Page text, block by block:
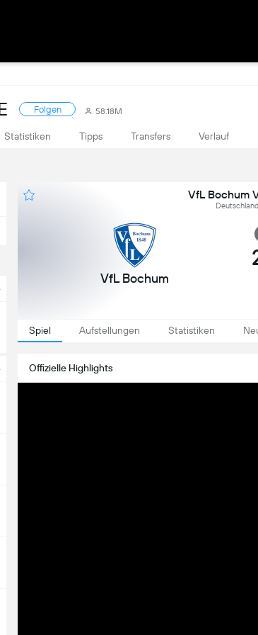
Folgen 58.18M
Statistiken Tipps Transfers Verlauf
VfL Bochum
VfL Bochum
Spiel Aufstellungen Statistiken
Offizielle Highlights